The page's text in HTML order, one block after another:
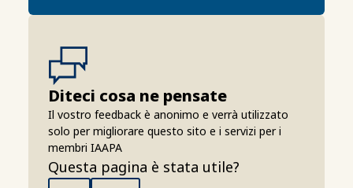
Diteci cosa ne pensate
Il vostro feedback è anonimo e verrà utilizzato
solo per migliorare questo sito e i servizi per i
membri IAAPA
Questa pagina è stata utile?